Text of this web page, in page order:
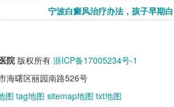
宁波白癜风治疗办法，孩子早期白
院 版权所有 浙ICP备17005234号-1
海曙区丽园南路526号
图 tag地图 sitemap地图 txt地图